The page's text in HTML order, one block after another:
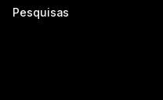
Pesquisas